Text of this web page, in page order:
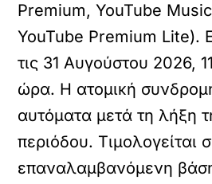
Premium, YouTube
YouTube Premium Lite).
τις 31 Αυγούστου 2026,
ώρα. Η ατομική
αυτόματα μετά τη λήξη
περιόδου. Τιμολογείται
επαναλαμβανόμενη